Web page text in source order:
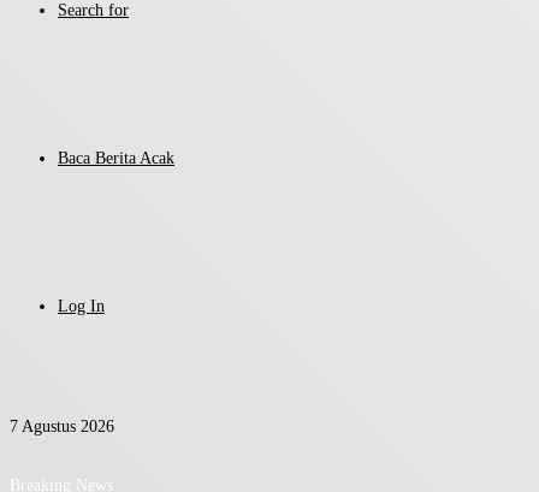
Search for
Baca Berita Acak
Log In
7 Agustus 2026
Breaking News